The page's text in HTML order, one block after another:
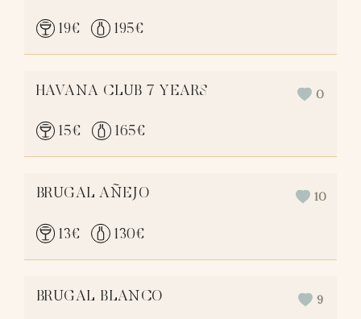
19€ 195€
HAVANA CLUB 7 YEARS 0
15€ 165€
BRUGAL AÑEJO 10
13€ 130€
BRUGAL BLANCO 9